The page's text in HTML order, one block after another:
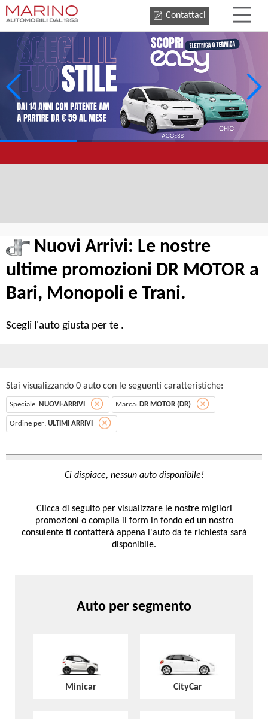
Contattaci
Nuovi Arrivi: Le nostre
ultime promozioni DR MOTOR a
Bari, Monopoli e Trani.
Scegli l'auto giusta per te .
Stai visualizzando 0 auto con le seguenti caratteristiche:
Speciale: NUOVI-ARRIVI Marca: DR MOTOR (DR)
Ordine per: ULTIMI ARRIVI
Clicca di seguito per visualizzare le nostre migliori
promozioni o compila il form in fondo ed un nostro
consulente ti contatterà appena l'auto da te richiesta sarà
disponibile.
Auto per segmento
Minicar CityCar